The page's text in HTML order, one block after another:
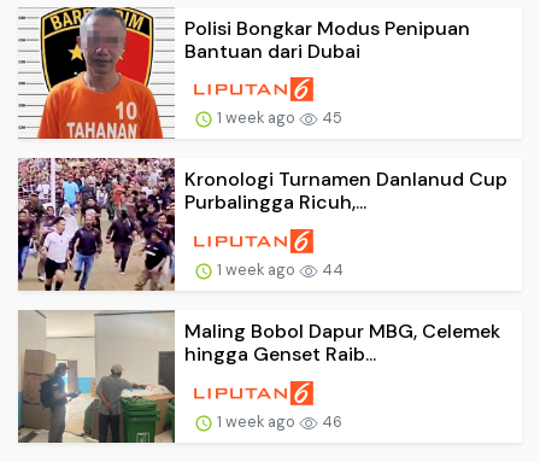
Polisi Bongkar Modus Penipuan
Bantuan dari Dubai
1 week ago 45
Kronologi Turnamen Danlanud Cup
Purbalingga Ricuh,...
1 week ago 44
Maling Bobol Dapur MBG, Celemek
hingga Genset Raib...
1 week ago 46